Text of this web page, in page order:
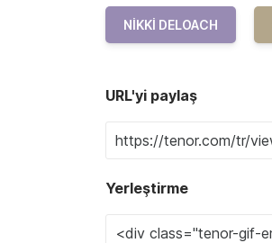
NIKKI DELOACH
URL'yi paylaş
Yerleştirme